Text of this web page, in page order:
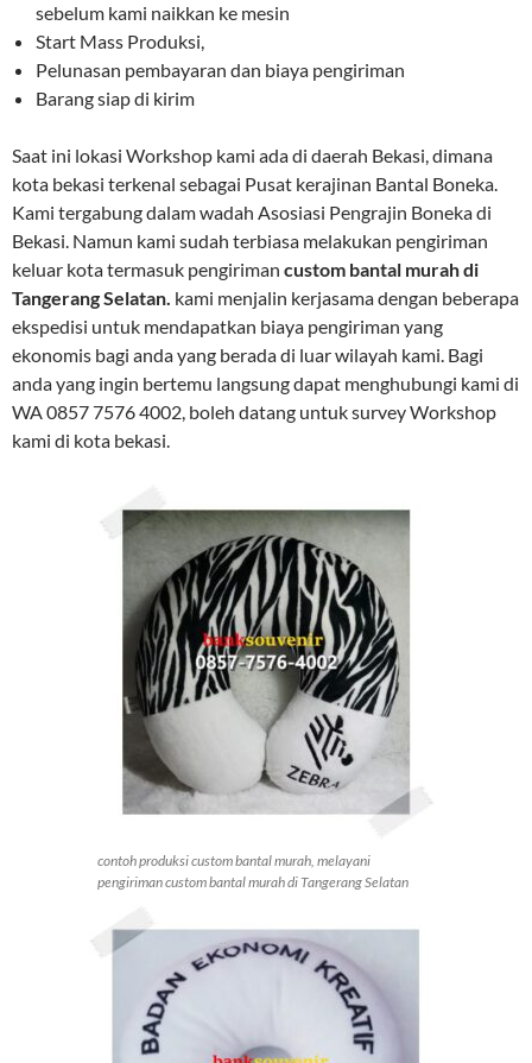
sebelum kami naikkan ke mesin
Start Mass Produksi,
Pelunasan pembayaran dan biaya pengiriman
Barang siap di kirim
Saat ini lokasi Workshop kami ada di daerah Bekasi, dimana
kota bekasi terkenal sebagai Pusat kerajinan Bantal Boneka.
Kami tergabung dalam wadah Asosiasi Pengrajin Boneka di
Bekasi. Namun kami sudah terbiasa melakukan pengiriman
keluar kota termasuk pengiriman custom bantal murah di
Tangerang Selatan. kami menjalin kerjasama dengan beberapa
ekspedisi untuk mendapatkan biaya pengiriman yang
ekonomis bagi anda yang berada di luar wilayah kami. Bagi
anda yang ingin bertemu langsung dapat menghubungi kami di
WA 0857 7576 4002, boleh datang untuk survey Workshop
kami di kota bekasi.
contoh produksi custom bantal murah, melayani
pengiriman custom bantal murah di Tangerang Selatan